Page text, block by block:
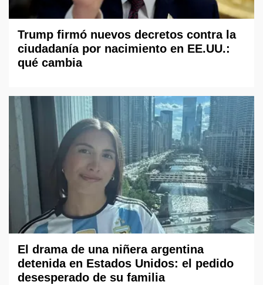
Trump firmó nuevos decretos contra la
ciudadanía por nacimiento en EE.UU.:
qué cambia
El drama de una niñera argentina
detenida en Estados Unidos: el pedido
desesperado de su familia